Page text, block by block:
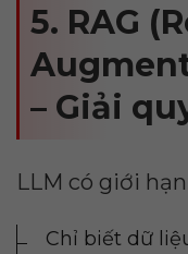
5. RAG
– Giải
LLM có giới
Chỉ biết dữ